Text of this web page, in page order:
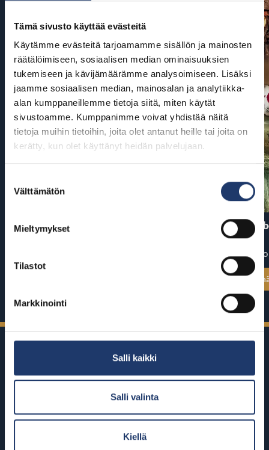
Tämä sivusto käyttää evästeitä
Käytämme evästeitä tarjoamamme sisällön ja mainosten
räätälöimiseen, sosiaalisen median ominaisuuksien
tukemiseen ja kävijämäärämme analysoimiseen. Lisäksi
jaamme sosiaalisen median, mainosalan ja analytiikka-
alan kumppaneillemme tietoja siitä, miten käytät
sivustoamme. Kumppanimme voivat yhdistää näitä
tietoja muihin tietoihin, joita olet antanut heille tai joita on
kerätty, kun olet käyttänyt heidän palvelujaan.
valinta
Välttämätön
Mieltymykset
Tilastot
Markkinointi
Salli kaikki
Salli valinta
Kiellä
Pirates of the
World’s End
Ensi-ilta:
Katso kaikki
BioRexillä on 12 elokuvateatteria